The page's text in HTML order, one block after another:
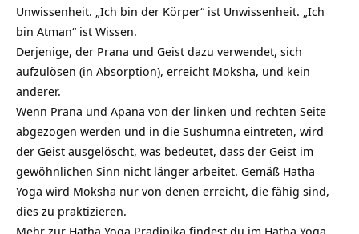
Unwissenheit. „Ich bin der Körper“ ist Unwissenheit. „Ich
bin Atman“ ist Wissen.
Derjenige, der Prana und Geist dazu verwendet, sich
aufzulösen (in Absorption), erreicht Moksha, und kein
anderer.
Wenn Prana und Apana von der linken und rechten Seite
abgezogen werden und in die Sushumna eintreten, wird
der Geist ausgelöscht, was bedeutet, dass der Geist im
gewöhnlichen Sinn nicht länger arbeitet. Gemäß Hatha
Yoga wird Moksha nur von denen erreicht, die fähig sind,
dies zu praktizieren.
Mehr zur Hatha Yoga Pradipika findest du im Hatha Yoga